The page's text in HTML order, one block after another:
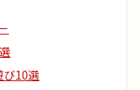
び10選